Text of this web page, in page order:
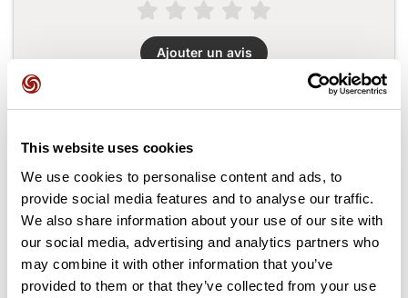
This website uses cookies
We use cookies to personalise content and ads, to
provide social media features and to analyse our traffic.
We also share information about your use of our site with
our social media, advertising and analytics partners who
may combine it with other information that you’ve
provided to them or that they’ve collected from your use
Ajouter un avis
Cols le long du parcours
48 km Col des Limites 1 157 m
129 km Col du Suc des Trots 1 110 m